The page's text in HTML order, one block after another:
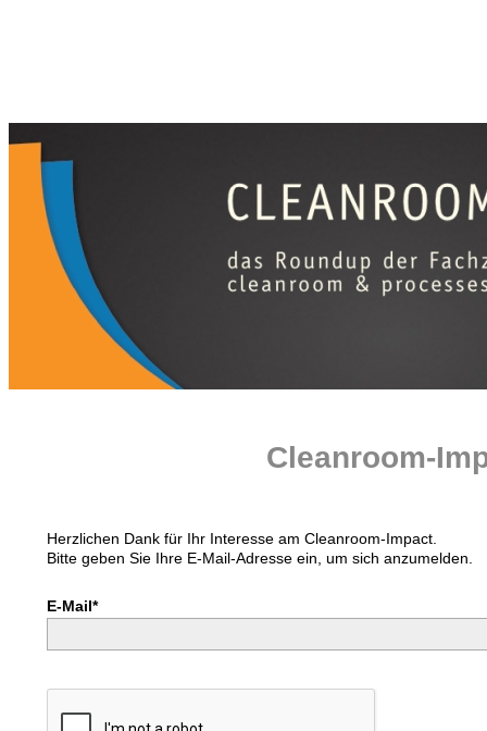
Cleanroom-
Herzlichen Dank für Ihr Interesse am Cleanroom-Impact.
Bitte geben Sie Ihre E-Mail-Adresse ein, um sich anzumelden.
E-Mail*